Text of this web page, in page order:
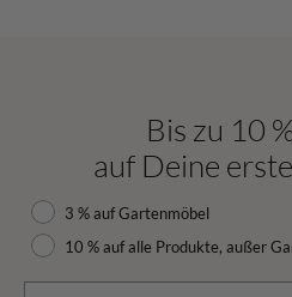
Bis zu 10
auf Deine
Rabattauswahl
3 % auf Gartenmöbel
10 % auf alle Produkte, außer